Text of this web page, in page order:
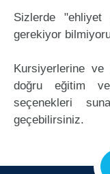
Sizlerde
gerekiyor
Kursiyerlerine ve
doğru eğitim
seçenekleri
geçebilirsiniz.